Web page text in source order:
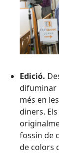
Edició.
difuminar
més en
diners.
fossin de
de colors